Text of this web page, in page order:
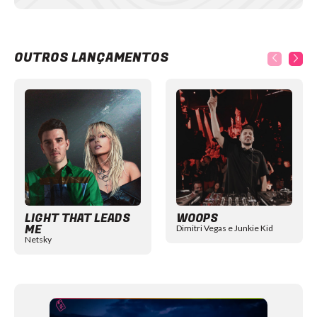
OUTROS LANÇAMENTOS
LIGHT THAT LEADS
ME
Netsky
WOOPS
Dimitri Vegas e Junkie Kid